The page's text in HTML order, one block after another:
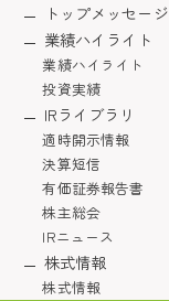
トップメッセージ
業績ハイライト
業績ハイライト
投資実績
IRライブラリ
適時開示情報
決算短信
有価証券報告書
株主総会
IRニュース
株式情報
株式情報